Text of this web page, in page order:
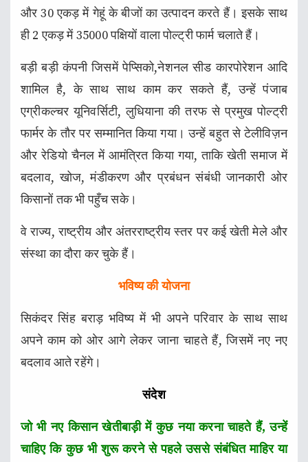
और 30 एकड़ में गेहूं के बीजों का उत्पादन करते हैं। इसके साथ
ही 2 एकड़ में 35000 पक्षियों वाला पोल्ट्री फार्म चलाते हैं।
बड़ी बड़ी कंपनी जिसमें पेप्सिको,नेशनल सीड कारपोरेशन आदि
शामिल है, के साथ साथ काम कर सकते हैं, उन्हें पंजाब
एग्रीकल्चर यूनिवर्सिटी, लुधियाना की तरफ से प्रमुख पोल्ट्री
फार्मर के तौर पर सम्मानित किया गया। उन्हें बहुत से टेलीविज़न
और रेडियो चैनल में आमंत्रित किया गया, ताकि खेती समाज में
बदलाव, खोज, मंडीकरण और प्रबंधन संबंधी जानकारी ओर
किसानों तक भी पहुँच सके।
वे राज्य, राष्ट्रीय और अंतरराष्ट्रीय स्तर पर कई खेती मेले और
संस्था का दौरा कर चुके हैं।
भविष्य की योजना
सिकंदर सिंह बराड़ भविष्य में भी अपने परिवार के साथ साथ
अपने काम को ओर आगे लेकर जाना चाहते हैं, जिसमें नए नए
बदलाव आते रहेंगे।
संदेश
जो भी नए किसान खेतीबाड़ी में कुछ नया करना चाहते हैं, उन्हें
चाहिए कि कुछ भी शुरू करने से पहले उससे संबंधित माहिर या